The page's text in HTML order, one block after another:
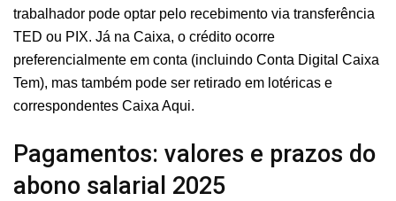
trabalhador pode optar pelo recebimento via transferência
TED ou PIX. Já na Caixa, o crédito ocorre
preferencialmente em conta (incluindo Conta Digital Caixa
Tem), mas também pode ser retirado em lotéricas e
correspondentes Caixa Aqui.
Pagamentos: valores e prazos do
abono salarial 2025